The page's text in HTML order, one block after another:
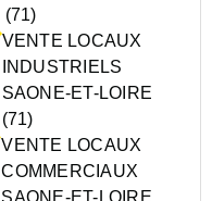
(71)
VENTE LOCAUX
INDUSTRIELS
SAONE-ET-LOIRE
(71)
VENTE LOCAUX
COMMERCIAUX
SAONE-ET-LOIRE